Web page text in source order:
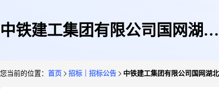
中铁建工集团有限公司国网湖北
您当前的位置： 首页 招标｜招标公告 中铁建工集团有限公司国网湖